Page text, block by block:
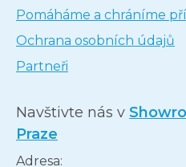
Pomáháme a chráníme
Ochrana osobních údajů
Partneři
Navštivte nás v
Praze
Adresa: